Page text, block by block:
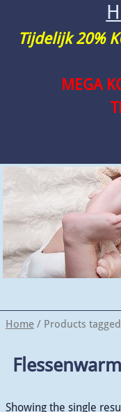
Home / Products
Showing the single
Tijdelijk 20%
MEGA